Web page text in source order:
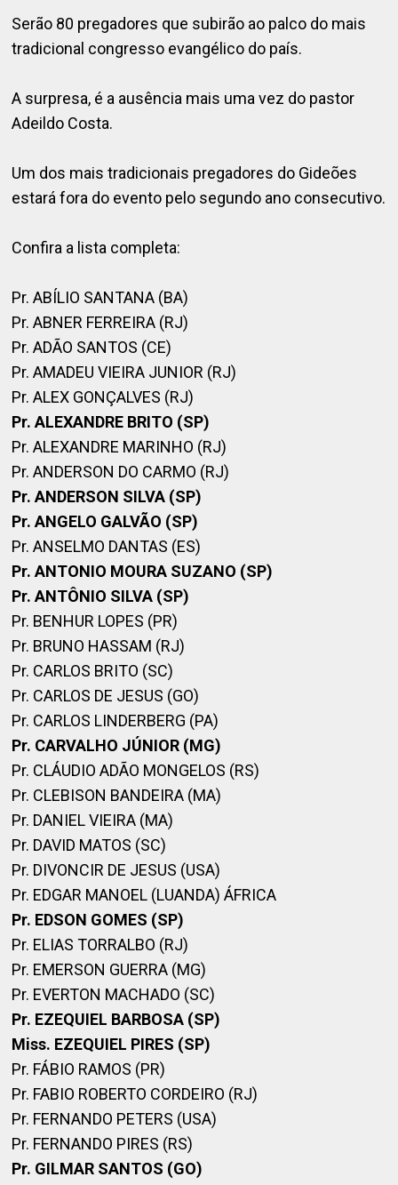
Serão 80 pregadores que subirão ao palco do mais
tradicional congresso evangélico do país.
A surpresa, é a ausência mais uma vez do pastor
Adeildo Costa.
Um dos mais tradicionais pregadores do Gideões
estará fora do evento pelo segundo ano consecutivo.
Confira a lista completa:
Pr. ABÍLIO SANTANA (BA)
Pr. ABNER FERREIRA (RJ)
Pr. ADÃO SANTOS (CE)
Pr. AMADEU VIEIRA JUNIOR (RJ)
Pr. ALEX GONÇALVES (RJ)
Pr. ALEXANDRE BRITO (SP)
Pr. ALEXANDRE MARINHO (RJ)
Pr. ANDERSON DO CARMO (RJ)
Pr. ANDERSON SILVA (SP)
Pr. ANGELO GALVÃO (SP)
Pr. ANSELMO DANTAS (ES)
Pr. ANTONIO MOURA SUZANO (SP)
Pr. ANTÔNIO SILVA (SP)
Pr. BENHUR LOPES (PR)
Pr. BRUNO HASSAM (RJ)
Pr. CARLOS BRITO (SC)
Pr. CARLOS DE JESUS (GO)
Pr. CARLOS LINDERBERG (PA)
Pr. CARVALHO JÚNIOR (MG)
Pr. CLÁUDIO ADÃO MONGELOS (RS)
Pr. CLEBISON BANDEIRA (MA)
Pr. DANIEL VIEIRA (MA)
Pr. DAVID MATOS (SC)
Pr. DIVONCIR DE JESUS (USA)
Pr. EDGAR MANOEL (LUANDA) ÁFRICA
Pr. EDSON GOMES (SP)
Pr. ELIAS TORRALBO (RJ)
Pr. EMERSON GUERRA (MG)
Pr. EVERTON MACHADO (SC)
Pr. EZEQUIEL BARBOSA (SP)
Miss. EZEQUIEL PIRES (SP)
Pr. FÁBIO RAMOS (PR)
Pr. FABIO ROBERTO CORDEIRO (RJ)
Pr. FERNANDO PETERS (USA)
Pr. FERNANDO PIRES (RS)
Pr. GILMAR SANTOS (GO)